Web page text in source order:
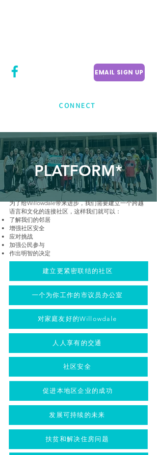
EMAIL SIGN UP
CONNECT
PLATFORM*
为了给Willowdale带来进步，我们需要建立一个跨越
语言和文化的连接社区，这样我们就可以：
了解我们的邻居
增强社区安全
应对挑战
加强公民参与
作出明智的决定
建立更紧密联结的社区
一个为你工作的市议员办公室
对家庭友好的Willowdale
人人享有的交通
社区安全
促进本地区企业的成功
发展可持续的未来
扶贫和解决住房问题